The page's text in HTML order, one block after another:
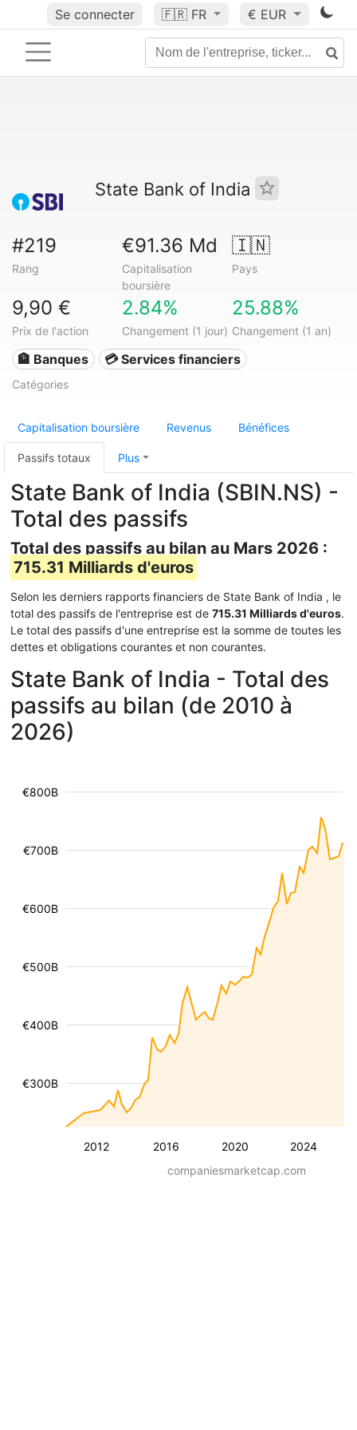
Se connecter 🇫🇷 FR € EUR
State Bank of India
#219
Rang
€91.36 Md
Capitalisation
boursière
🇮🇳
Pays
9,90 €
Prix de l'action
2.84%
Changement (1 jour)
25.88%
Changement (1 an)
🏦 Banques 💳 Services financiers
Catégories
Capitalisation boursière Revenus Bénéfices
Passifs totaux Plus
State Bank of India (SBIN.NS) -
Total des passifs
Total des passifs au bilan au Mars 2026 :
715.31 Milliards d'euros
Selon les derniers rapports financiers de State Bank of India , le
total des passifs de l'entreprise est de 715.31 Milliards d'euros.
Le total des passifs d'une entreprise est la somme de toutes les
dettes et obligations courantes et non courantes.
State Bank of India - Total des
passifs au bilan (de 2010 à
2026)
2012 2016 2020 2024
€300B
€400B
€500B
€600B
€700B
€800B
companiesmarketcap.com